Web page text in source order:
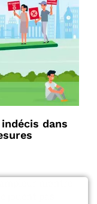
dans
jouent pas